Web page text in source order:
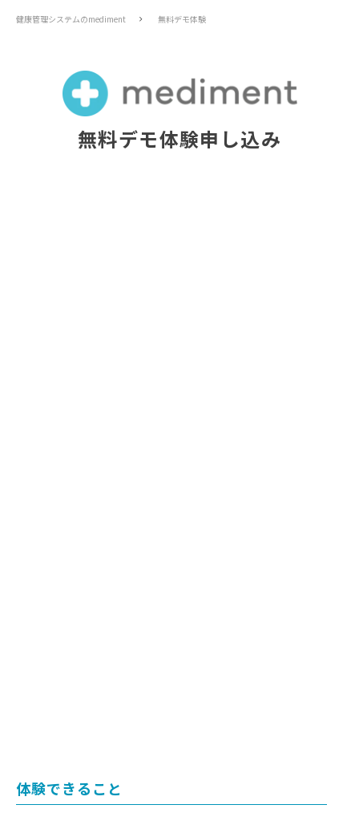
健康管理システムのmediment 無料デモ体験
無料デモ体験申し込み
体験できること